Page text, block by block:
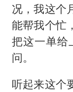
况，我这个
能帮我个忙
把这一单给
问。
听起来这个